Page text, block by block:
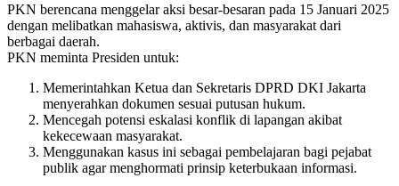
PKN berencana menggelar aksi besar-besaran pada 15 Januari 2025
dengan melibatkan mahasiswa, aktivis, dan masyarakat dari
berbagai daerah.
PKN meminta Presiden untuk:
Memerintahkan Ketua dan Sekretaris DPRD DKI Jakarta
menyerahkan dokumen sesuai putusan hukum.
Mencegah potensi eskalasi konflik di lapangan akibat
kekecewaan masyarakat.
Menggunakan kasus ini sebagai pembelajaran bagi pejabat
publik agar menghormati prinsip keterbukaan informasi.